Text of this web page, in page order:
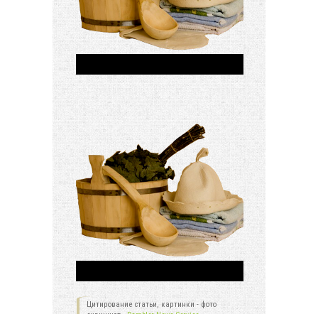
Цитирование статьи, картинки - фото